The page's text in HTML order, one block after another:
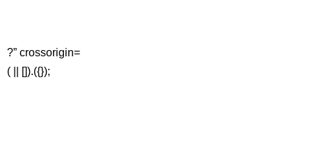
?” crossorigin=
( || []).({});